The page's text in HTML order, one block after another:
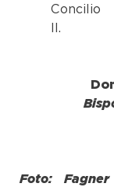
Foto: